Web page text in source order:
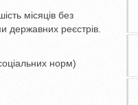
місяців без
державних реєстрів.
норм)